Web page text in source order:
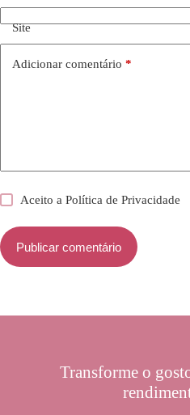
Site
Adicionar comentário *
Aceito aPolítica de Privacidade
Publicar comentário
Transforme o